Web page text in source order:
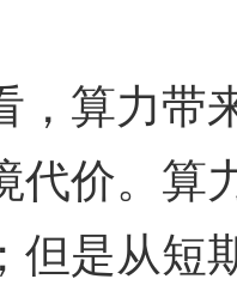
算力带
代价。算
但是从短